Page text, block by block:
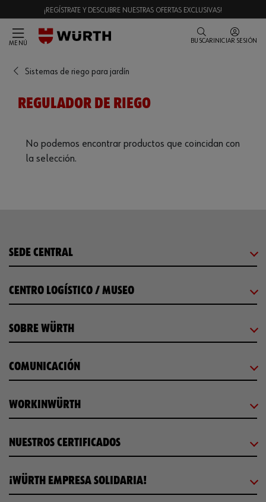
¡REGÍSTRATE Y DESCUBRE NUESTRAS OFERTAS EXCLUSIVAS!
MENÚ BUSCAR INICIAR SESIÓN
Sistemas de riego para jardín
REGULADOR DE RIEGO
No podemos encontrar productos que coincidan con
la selección.
SEDE CENTRAL
CENTRO LOGÍSTICO / MUSEO
SOBRE WÜRTH
COMUNICACIÓN
WORKINWÜRTH
NUESTROS CERTIFICADOS
¡WÜRTH EMPRESA SOLIDARIA!